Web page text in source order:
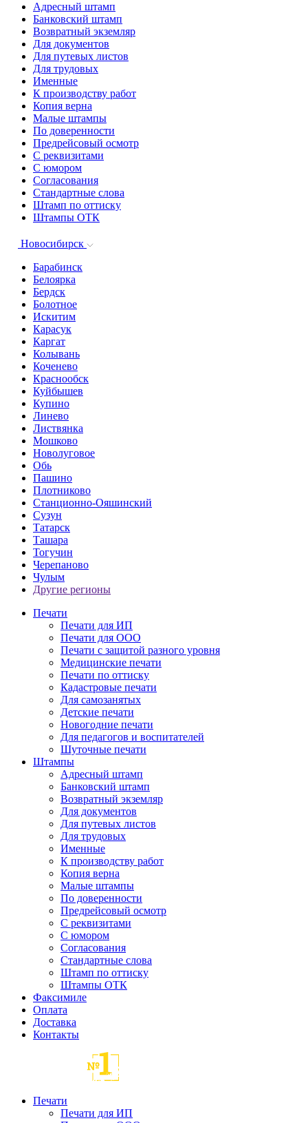
Адресный штамп
Банковский штамп
Возвратный экземляр
Для документов
Для путевых листов
Для трудовых
Именные
К производству работ
Копия верна
Малые штампы
По доверенности
Предрейсовый осмотр
С реквизитами
С юмором
Согласования
Стандартные слова
Штамп по оттиску
Штампы ОТК
Новосибирск
Барабинск
Белоярка
Бердск
Болотное
Искитим
Карасук
Каргат
Колывань
Коченево
Краснообск
Куйбышев
Купино
Линево
Листвянка
Мошково
Новолуговое
Обь
Пашино
Плотниково
Станционно-Ояшинский
Сузун
Татарск
Ташара
Тогучин
Черепаново
Чулым
Другие регионы
Печати
Печати для ИП
Печати для ООО
Печати с защитой разного уровня
Медицинские печати
Печати по оттиску
Кадастровые печати
Для самозанятых
Детские печати
Новогодние печати
Для педагогов и воспитателей
Шуточные печати
Штампы
Адресный штамп
Банковский штамп
Возвратный экземляр
Для документов
Для путевых листов
Для трудовых
Именные
К производству работ
Копия верна
Малые штампы
По доверенности
Предрейсовый осмотр
С реквизитами
С юмором
Согласования
Стандартные слова
Штамп по оттиску
Штампы ОТК
Факсимиле
Оплата
Доставка
Контакты
Печати
Печати для ИП